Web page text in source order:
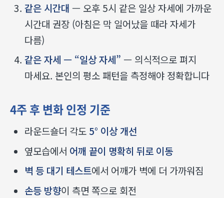
같은 시간대 — 오후 5시 같은 일상 자세에 가까운
시간대 권장 (아침은 막 일어났을 때라 자세가
다름)
같은 자세 — “일상 자세” — 의식적으로 펴지
마세요. 본인의 평소 패턴을 측정해야 정확합니다
4주 후 변화 인정 기준
라운드숄더 각도 5° 이상 개선
옆모습에서 어깨 끝이 명확히 뒤로 이동
벽 등 대기 테스트에서 어깨가 벽에 더 가까워짐
손등 방향이 측면 쪽으로 회전